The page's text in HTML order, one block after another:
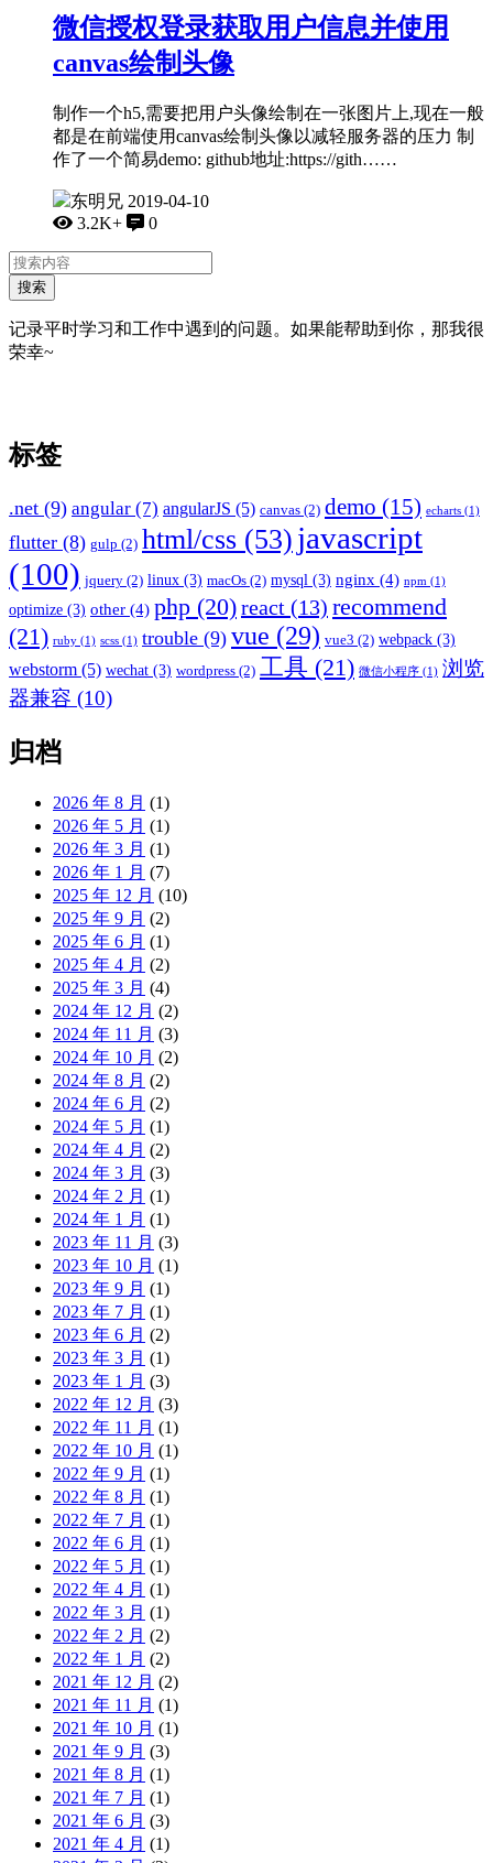
微信授权登录获取用户信息并使用
canvas绘制头像
制作一个h5,需要把用户头像绘制在一张图片上,现在一般
都是在前端使用canvas绘制头像以减轻服务器的压力 制
作了一个简易demo: github地址:https://gith……
东明兄 2019-04-10
3.2K+
0
搜索
记录平时学习和工作中遇到的问题。如果能帮助到你，那我很
荣幸~
标签
.net (9) angular (7) angularJS (5) canvas (2) demo (15) echarts (1)
flutter (8) gulp (2) html/css (53) javascript
(100) jquery (2) linux (3) macOs (2) mysql (3) nginx (4) npm (1)
optimize (3) other (4) php (20)react (13) recommend
(21) ruby (1) scss (1) trouble (9) vue (29) vue3 (2) webpack (3)
webstorm (5) wechat (3) wordpress (2) 工具 (21) 微信小程序 (1) 浏览
器兼容 (10)
归档
2026 年 8 月 (1)
2026 年 5 月 (1)
2026 年 3 月 (1)
2026 年 1 月 (7)
2025 年 12 月 (10)
2025 年 9 月 (2)
2025 年 6 月 (1)
2025 年 4 月 (2)
2025 年 3 月 (4)
2024 年 12 月 (2)
2024 年 11 月 (3)
2024 年 10 月 (2)
2024 年 8 月 (2)
2024 年 6 月 (2)
2024 年 5 月 (1)
2024 年 4 月 (2)
2024 年 3 月 (3)
2024 年 2 月 (1)
2024 年 1 月 (1)
2023 年 11 月 (3)
2023 年 10 月 (1)
2023 年 9 月 (1)
2023 年 7 月 (1)
2023 年 6 月 (2)
2023 年 3 月 (1)
2023 年 1 月 (3)
2022 年 12 月 (3)
2022 年 11 月 (1)
2022 年 10 月 (1)
2022 年 9 月 (1)
2022 年 8 月 (1)
2022 年 7 月 (1)
2022 年 6 月 (1)
2022 年 5 月 (1)
2022 年 4 月 (1)
2022 年 3 月 (1)
2022 年 2 月 (2)
2022 年 1 月 (2)
2021 年 12 月 (2)
2021 年 11 月 (1)
2021 年 10 月 (1)
2021 年 9 月 (3)
2021 年 8 月 (1)
2021 年 7 月 (1)
2021 年 6 月 (3)
2021 年 4 月 (1)